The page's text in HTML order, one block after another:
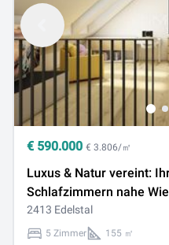
€ 590.000 € 3.806/㎡
Luxus & Natur vereint:
Schlafzimmern nahe
sichern!
2413 Edelstal
5 Zimmer 155 ㎡